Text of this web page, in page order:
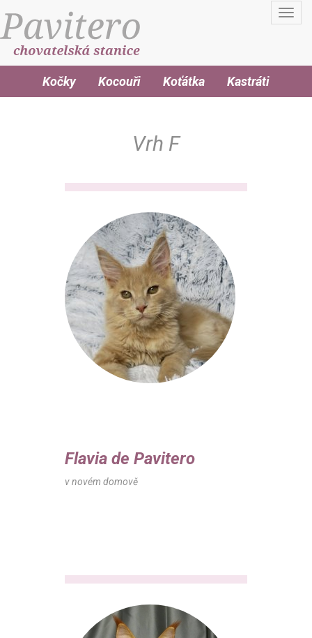
Kočky Kocouři Koťátka Kastráti
Vrh F
Flavia de Pavitero
v novém domově